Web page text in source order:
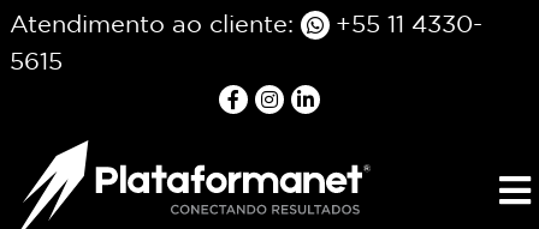
Atendimento ao cliente:
+55 11 4330-
5615